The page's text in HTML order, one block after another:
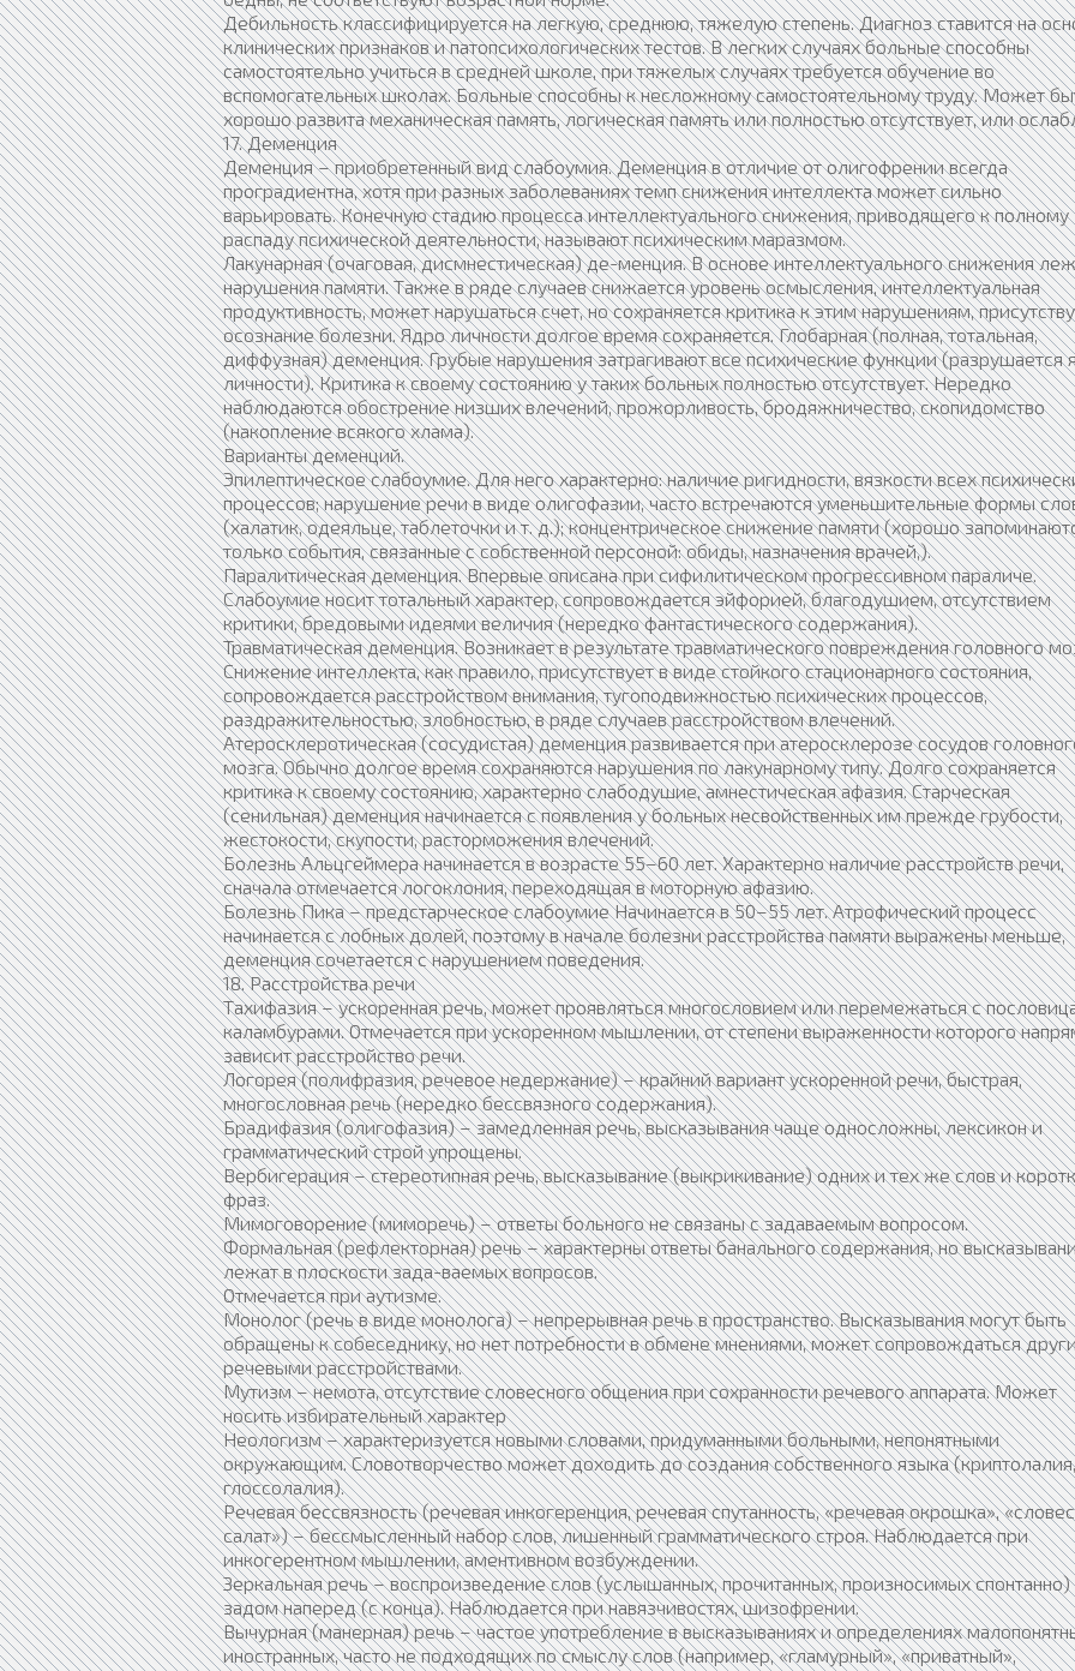
Дебильность классифицируется на легкую, среднюю, тяжелую степень. Диагноз ставится на
клинических признаков и патопсихологических тестов. В легких случаях больные способны
самостоятельно учиться в средней школе, при тяжелых случаях требуется обучение во
вспомогательных школах. Больные способны к несложному самостоятельному труду. Может
хорошо развита механическая память, логическая память или полностью отсутствует, или
17. Деменция
Деменция – приобретенный вид слабоумия. Деменция в отличие от олигофрении всегда
проградиентна, хотя при разных заболеваниях темп снижения интеллекта может сильно
варьировать. Конечную стадию процесса интеллектуального снижения, приводящего к полному
распаду психической деятельности, называют психическим маразмом.
Лакунарная (очаговая, дисмнестическая) де-менция. В основе интеллектуального снижения
нарушения памяти. Также в ряде случаев снижается уровень осмысления, интеллектуальная
продуктивность, может нарушаться счет, но сохраняется критика к этим нарушениям,
осознание болезни. Ядро личности долгое время сохраняется. Глобарная (полная, тотальная,
диффузная) деменция. Грубые нарушения затрагивают все психические функции (разрушается
личности). Критика к своему состоянию у таких больных полностью отсутствует. Нередко
наблюдаются обострение низших влечений, прожорливость, бродяжничество, скопидомство
(накопление всякого хлама).
Варианты деменций.
Эпилептическое слабоумие. Для него характерно: наличие ригидности, вязкости всех
процессов; нарушение речи в виде олигофазии, часто встречаются уменьшительные формы
(халатик, одеяльце, таблеточки и т. д.); концентрическое снижение памяти (хорошо
только события, связанные с собственной персоной: обиды, назначения врачей,).
Паралитическая деменция. Впервые описана при сифилитическом прогрессивном параличе.
Слабоумие носит тотальный характер, сопровождается эйфорией, благодушием, отсутствием
критики, бредовыми идеями величия (нередко фантастического содержания).
Травматическая деменция. Возникает в результате травматического повреждения головного
Снижение интеллекта, как правило, присутствует в виде стойкого стационарного состояния,
сопровождается расстройством внимания, тугоподвижностью психических процессов,
раздражительностью, злобностью, в ряде случаев расстройством влечений.
Атеросклеротическая (сосудистая) деменция развивается при атеросклерозе сосудов
мозга. Обычно долгое время сохраняются нарушения по лакунарному типу. Долго сохраняется
критика к своему состоянию, характерно слабодушие, амнестическая афазия. Старческая
(сенильная) деменция начинается с появления у больных несвойственных им прежде грубости,
жестокости, скупости, расторможения влечений.
Болезнь Альцгеймера начинается в возрасте 55–60 лет. Характерно наличие расстройств речи,
сначала отмечается логоклония, переходящая в моторную афазию.
Болезнь Пика – предстарческое слабоумие Начинается в 50–55 лет. Атрофический процесс
начинается с лобных долей, поэтому в начале болезни расстройства памяти выражены меньше,
деменция сочетается с нарушением поведения.
18. Расстройства речи
Тахифазия – ускоренная речь, может проявляться многословием или перемежаться с
каламбурами. Отмечается при ускоренном мышлении, от степени выраженности которого
зависит расстройство речи.
Логорея (полифразия, речевое недержание) – крайний вариант ускоренной речи, быстрая,
многословная речь (нередко бессвязного содержания).
Брадифазия (олигофазия) – замедленная речь, высказывания чаще односложны, лексикон и
грамматический строй упрощены.
Вербигерация – стереотипная речь, высказывание (выкрикивание) одних и тех же слов и
фраз.
Мимоговорение (миморечь) – ответы больного не связаны с задаваемым вопросом.
Формальная (рефлекторная) речь – характерны ответы банального содержания, но
лежат в плоскости зада-ваемых вопросов.
Отмечается при аутизме.
Монолог (речь в виде монолога) – непрерывная речь в пространство. Высказывания могут быть
обращены к собеседнику, но нет потребности в обмене мнениями, может сопровождаться
речевыми расстройствами.
Мутизм – немота, отсутствие словесного общения при сохранности речевого аппарата. Может
носить избирательный характер
Неологизм – характеризуется новыми словами, придуманными больными, непонятными
окружающим. Словотворчество может доходить до создания собственного языка (криптолалия,
глоссолалия).
Речевая бессвязность (речевая инкогеренция, речевая спутанность, «речевая окрошка»,
салат») – бессмысленный набор слов, лишенный грамматического строя. Наблюдается при
инкогерентном мышлении, аментивном возбуждении.
Зеркальная речь – воспроизведение слов (услышанных, прочитанных, произносимых спонтанно)
задом наперед (с конца). Наблюдается при навязчивостях, шизофрении.
Вычурная (манерная) речь – частое употребление в высказываниях и определениях
иностранных, часто не подходящих по смыслу слов (например, «гламурный», «приватный»,